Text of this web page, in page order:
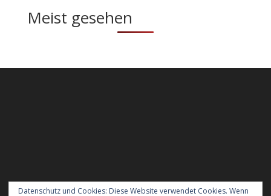
Meist gesehen
Datenschutz und Cookies: Diese Website verwendet Cookies. Wenn